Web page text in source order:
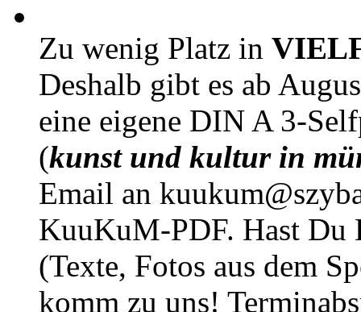
Zu wenig Platz in
Deshalb gibt es ab
eine eigene DIN A 3-
(kunst und kultur in
Email an
KuuKuM-PDF. Hast Du
(Texte, Fotos aus dem
komm zu uns!